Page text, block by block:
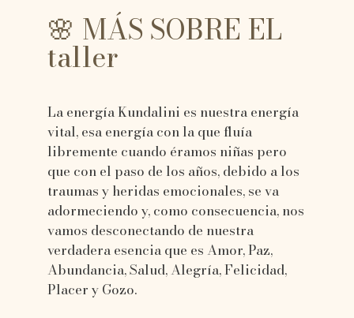
🌸 MÁS SOBRE EL
taller
La energía Kundalini es nuestra energía
vital, esa energía con la que fluía
libremente cuando éramos niñas pero
que con el paso de los años, debido a los
traumas y heridas emocionales, se va
adormeciendo y, como consecuencia, nos
vamos desconectando de nuestra
verdadera esencia que es Amor, Paz,
Abundancia, Salud, Alegría, Felicidad,
Placer y Gozo.